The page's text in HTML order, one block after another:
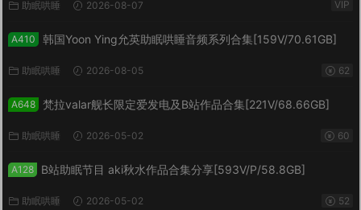
助眠哄睡 2026-08-07 VIP
A410 韩国Yoon Ying允英助眠哄睡音频系列合集[159V/70.61GB]
助眠哄睡 2026-08-05 62
A648 梵拉valar舰长限定爱发电及B站作品合集[221V/68.66GB]
助眠哄睡 2026-05-02 60
A128 B站助眠节目 aki秋水作品合集分享[593V/P/58.8GB]
助眠哄睡 2026-05-02 52